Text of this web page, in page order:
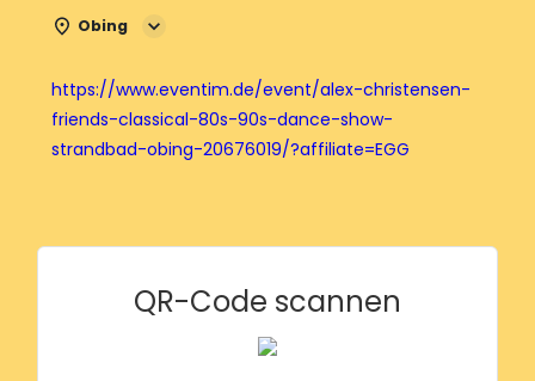
Obing
https://www.eventim.de/event/alex-christensen-
friends-classical-80s-90s-dance-show-
strandbad-obing-20676019/?affiliate=EGG
QR-Code scannen